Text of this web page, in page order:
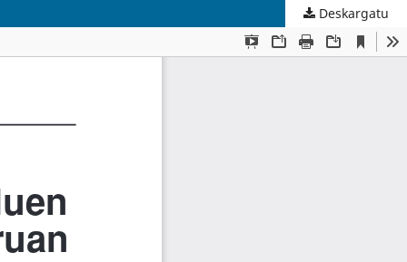
Deskargatu